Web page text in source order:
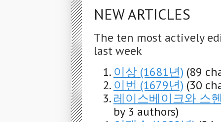
NEW ARTICLES
The ten most actively
last week
이상 (1681년) (89
이번 (1679년) (30
레이스베이크와 스
by 3 authors)